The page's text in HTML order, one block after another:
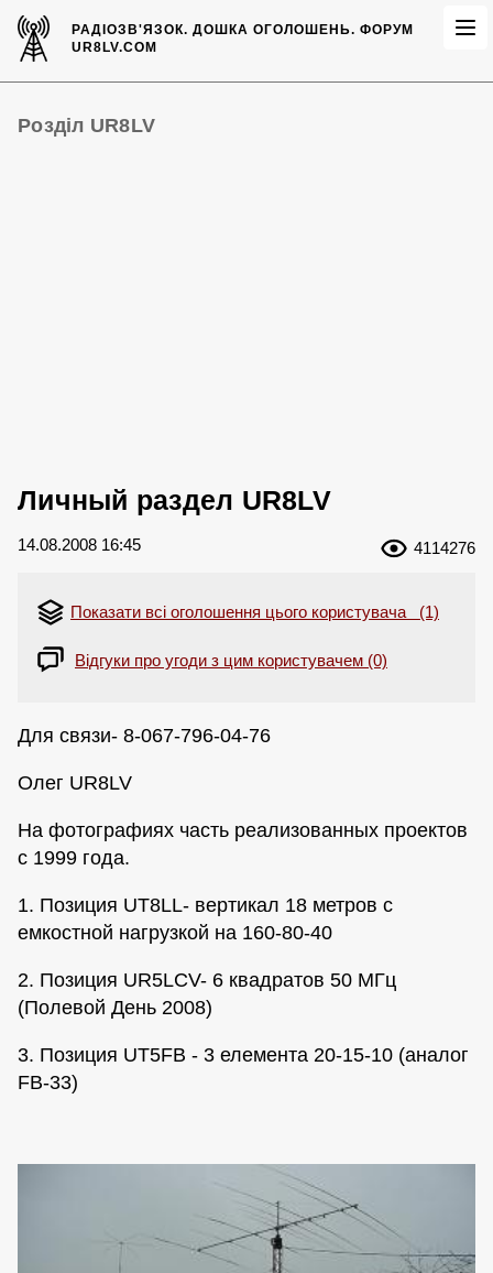
РАДІОЗВ'ЯЗОК.ДОШКА ОГОЛОШЕНЬ. ФОРУМ
UR8LV.COM
Розділ UR8LV
Личный раздел UR8LV
14.08.2008 16:45 4114276
Показати всі оголошення цього користувача (1)
Відгуки про угоди з цим користувачем (0)
Для связи- 8-067-796-04-76
Олег UR8LV
На фотографиях часть реализованных проектов
с 1999 года.
1. Позиция UT8LL- вертикал 18 метров с
емкостной нагрузкой на 160-80-40
2. Позиция UR5LCV- 6 квадратов 50 МГц
(Полевой День 2008)
3. Позиция UT5FB - 3 елемента 20-15-10 (аналог
FB-33)